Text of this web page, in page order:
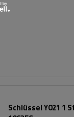
Schlüssel Y021 1